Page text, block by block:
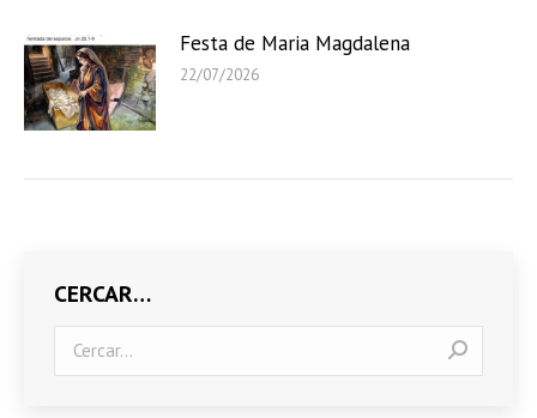
Festa de Maria Magdalena
22/07/2026
CERCAR…